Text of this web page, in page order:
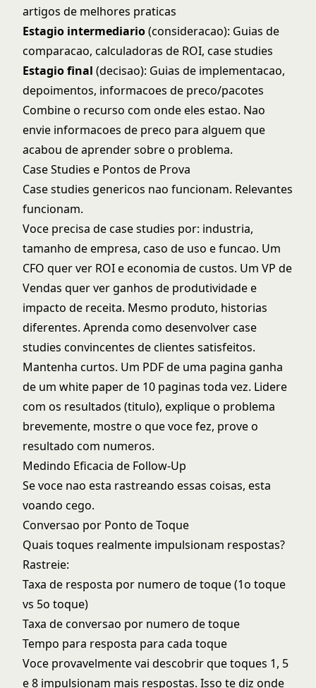
artigos de melhores praticas
Estagio intermediario(consideracao): Guias de
comparacao, calculadoras de ROI, case studies
Estagio final (decisao): Guias de implementacao,
depoimentos, informacoes de preco/pacotes
Combine o recurso com onde eles estao. Nao
envie informacoes de preco para alguem que
acabou de aprender sobre o problema.
Case Studies e Pontos de Prova
Case studies genericos nao funcionam. Relevantes
funcionam.
Voce precisa de case studies por: industria,
tamanho de empresa, caso de uso e funcao. Um
CFO quer ver ROI e economia de custos. Um VP de
Vendas quer ver ganhos de produtividade e
impacto de receita. Mesmo produto, historias
diferentes. Aprenda como desenvolvercase
studies convincentes de clientes satisfeitos.
Mantenha curtos. Um PDF de uma pagina ganha
de um white paper de 10 paginas toda vez. Lidere
com os resultados (titulo), explique o problema
brevemente, mostre o que voce fez, prove o
resultado com numeros.
Medindo Eficacia de Follow-Up
Se voce nao esta rastreando essas coisas, esta
voando cego.
Conversao por Ponto de Toque
Quais toques realmente impulsionam respostas?
Rastreie:
Taxa de resposta por numero de toque (1o toque
vs 5o toque)
Taxa de conversao por numero de toque
Tempo para resposta para cada toque
Voce provavelmente vai descobrir que toques 1, 5
e 8 impulsionam mais respostas. Isso te diz onde